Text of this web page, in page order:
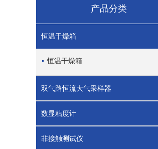
产品分类
恒温干燥箱
恒温干燥箱
双气路恒流大气采样器
数显粘度计
非接触测试仪